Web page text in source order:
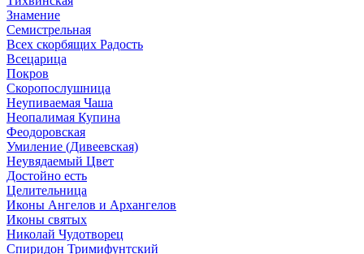
Знамение
Семистрельная
Всех скорбящих Радость
Всецарица
Покров
Скоропослушница
Неупиваемая Чаша
Неопалимая Купина
Феодоровская
Умиление (Дивеевская)
Неувядаемый Цвет
Достойно есть
Целительница
Иконы Ангелов и Архангелов
Иконы святых
Николай Чудотворец
Спиридон Тримифунтский